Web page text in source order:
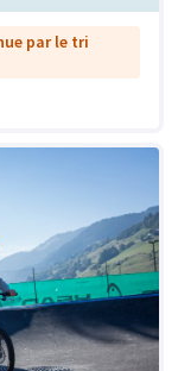
par le tri